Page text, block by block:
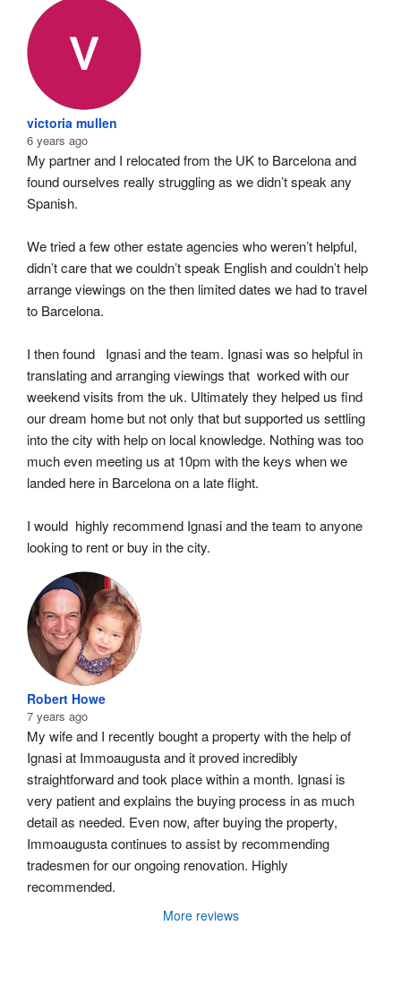
victoria mullen
6 years ago
My partner and I relocated from the UK to Barcelona and
found ourselves really struggling as we didn’t speak any
Spanish.
We tried a few other estate agencies who weren’t helpful,
didn’t care that we couldn’t speak English and couldn’t help
arrange viewings on the then limited dates we had to travel
to Barcelona.
I then found   Ignasi and the team. Ignasi was so helpful in
translating and arranging viewings that  worked with our
weekend visits from the uk. Ultimately they helped us find
our dream home but not only that but supported us settling
into the city with help on local knowledge. Nothing was too
much even meeting us at 10pm with the keys when we
landed here in Barcelona on a late flight.
I would  highly recommend Ignasi and the team to anyone
looking to rent or buy in the city.
Robert Howe
7 years ago
My wife and I recently bought a property with the help of
Ignasi at Immoaugusta and it proved incredibly
straightforward and took place within a month. Ignasi is
very patient and explains the buying process in as much
detail as needed. Even now, after buying the property,
Immoaugusta continues to assist by recommending
tradesmen for our ongoing renovation. Highly
recommended.
More reviews